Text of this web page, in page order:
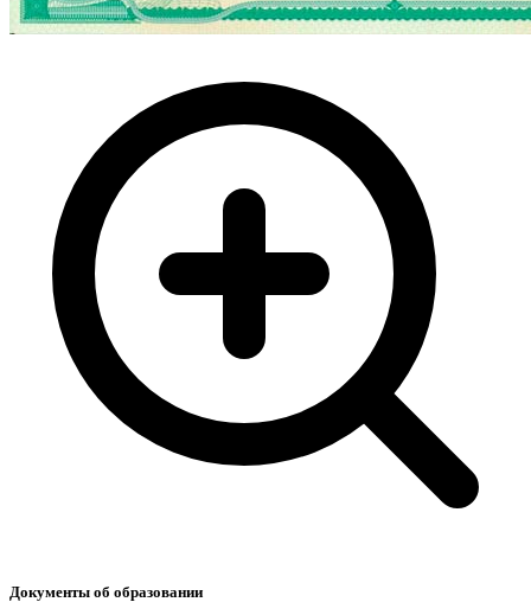
Документы об образовании